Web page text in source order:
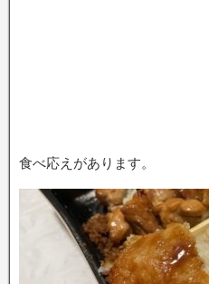
食べ応えがあります。